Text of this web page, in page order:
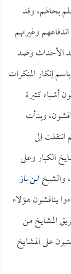
بحالهم، وقد
وغيرتهم
الأحداث وضد
إنكار المنكرات
أشياء كثيرة
وبدأت
إلى
الكبار وعلى
والشيخابن باز
يناقشون هؤلاء
المشايخ من
على المشايخ